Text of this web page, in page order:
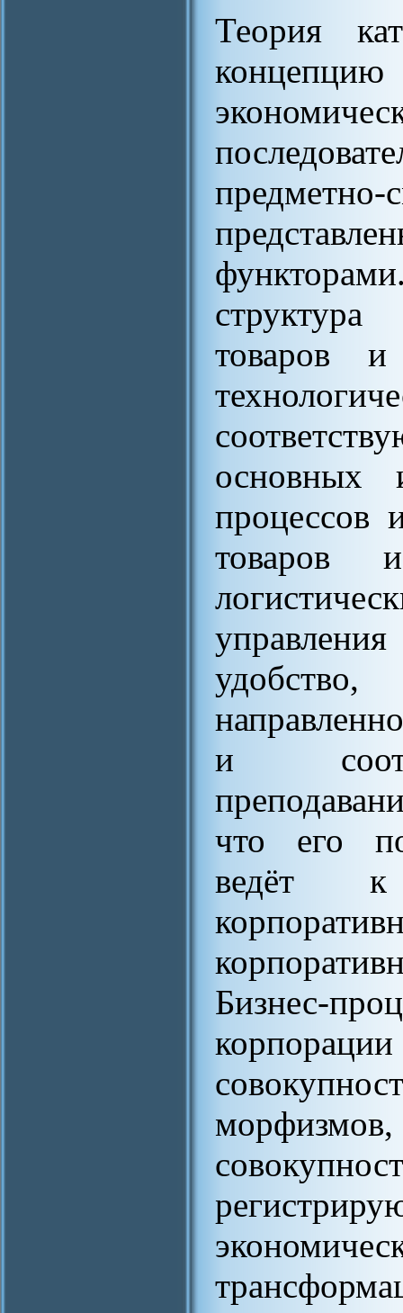
Теория
концепцию
товаров
основных
процессов
товаров
и
что его
ведёт к
Бизнес-
морфизмов,